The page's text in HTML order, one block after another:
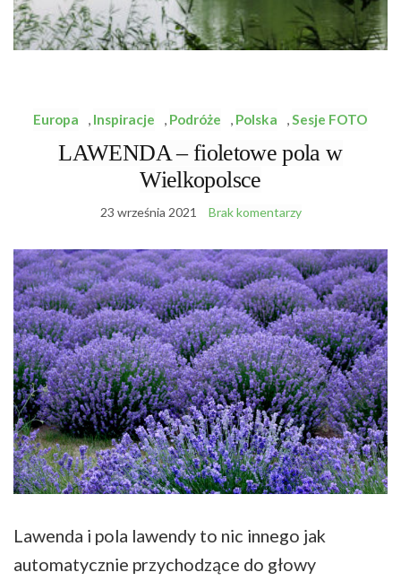
Europa , Inspiracje , Podróże , Polska ,Sesje FOTO
LAWENDA – fioletowe pola w
Wielkopolsce
23 września 2021 Brak komentarzy
Lawenda i pola lawendy to nic innego jak
automatycznie przychodzące do głowy